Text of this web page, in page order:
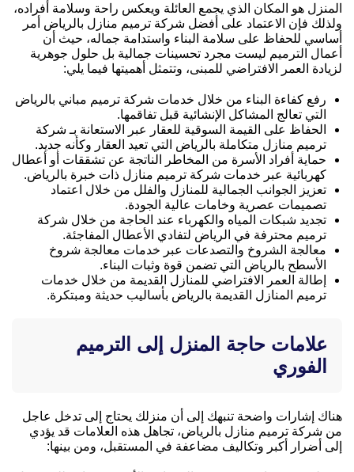
المنزل هو المكان الذي يجمع العائلة ويعكس راحة وسلامة أفراده،
ولذلك فإن الاعتماد على أفضل شركة ترميم منازل بالرياض أمر
أساسي للحفاظ على سلامة البناء واستدامة جماله، حيث أن
أعمال الترميم ليست مجرد تحسينات جمالية بل حلول جوهرية
لزيادة العمر الافتراضي للمبنى، وتتمثل أهميتها فيما يلي:
رفع كفاءة البناء من خلال خدمات شركة ترميم مباني بالرياض
التي تعالج المشاكل الإنشائية قبل تفاقمها.
الحفاظ على القيمة السوقية للعقار عبر الاستعانة بـ شركة
ترميم منازل متكاملة بالرياض التي تعيد العقار وكأنه جديد.
حماية أفراد الأسرة من المخاطر الناتجة عن تشققات أو أعطال
كهربائية عبر خدمات شركة ترميم منازل ذات خبرة بالرياض.
تعزيز الجوانب الجمالية للمنازل والفلل من خلال اعتماد
تصميمات عصرية وخامات عالية الجودة.
تجديد شبكات المياه والكهرباء عند الحاجة من خلال شركة
ترميم محترفة في الرياض لتفادي الأعطال المفاجئة.
معالجة الشروخ والتصدعات عبر خدمات معالجة شروخ
الأسطح بالرياض التي تضمن قوة وثبات البناء.
إطالة العمر الافتراضي للمنازل القديمة من خلال خدمات
ترميم المنازل القديمة بالرياض بأساليب حديثة ومبتكرة.
علامات حاجة المنزل إلى الترميم
الفوري
هناك إشارات واضحة تنبهك إلى أن منزلك يحتاج إلى تدخل عاجل
من شركة ترميم منازل بالرياض، تجاهل هذه العلامات قد يؤدي
إلى أضرار أكبر وتكاليف مضاعفة في المستقبل، ومن بينها: